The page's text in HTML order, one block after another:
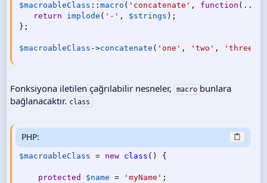
$macroableClass : : macro ( 'concatenate' , function ( . .
return
implode ( '-' , $strings ) ;
} ;
$macroableClass ->concatenate ( 'one' , 'two' , 'three'
Fonksiyona iletilen çağrılabilir nesneler, macro bunlara
bağlanacaktır. class
PHP:
$macroableClass = new class ( ) {
protected $name = 'myName' ;